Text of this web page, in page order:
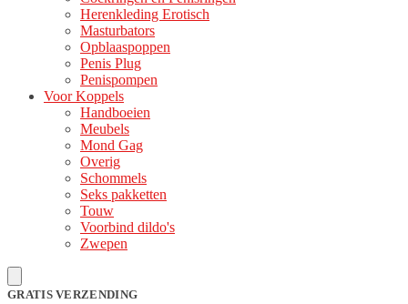
Herenkleding Erotisch
Masturbators
Opblaaspoppen
Penis Plug
Penispompen
Voor Koppels
Handboeien
Meubels
Mond Gag
Overig
Schommels
Seks pakketten
Touw
Voorbind dildo's
Zwepen
GRATIS VERZENDING